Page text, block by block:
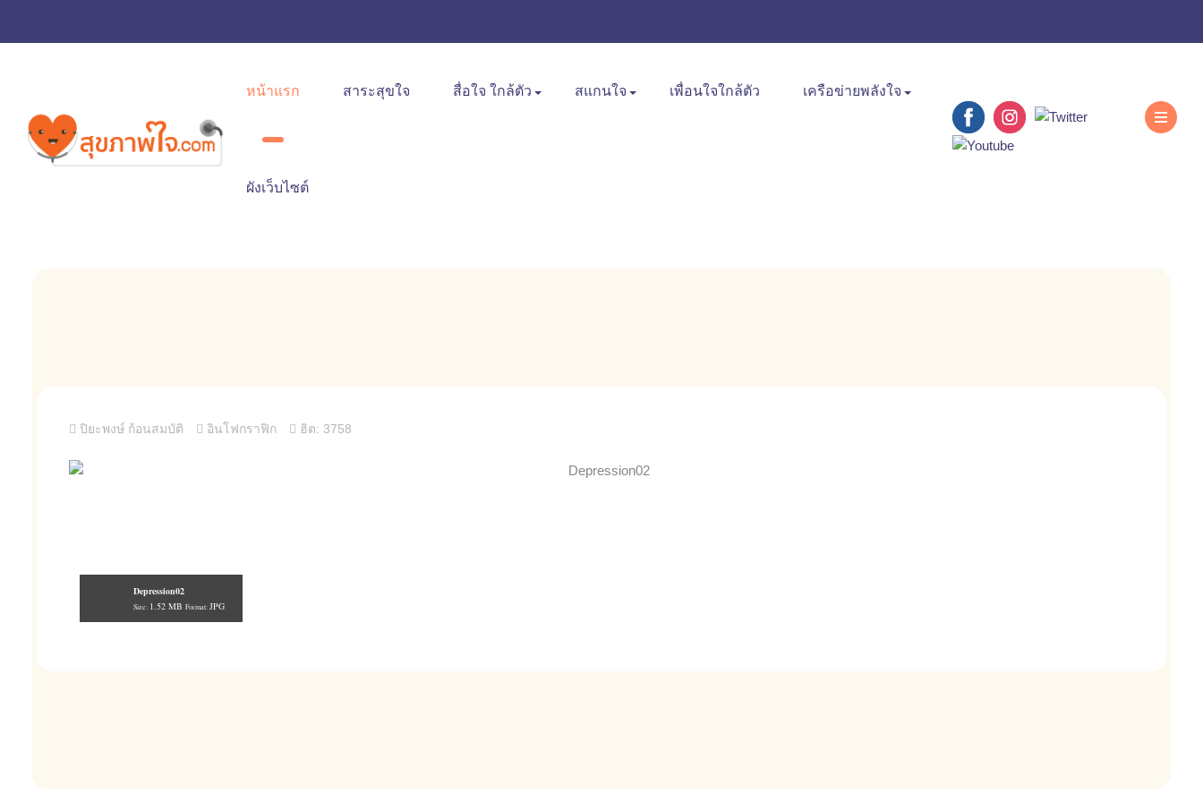
หน้าแรก สาระสุขใจ สื่อใจ ใกล้ตัว สแกนใจ เพื่อนใจใกล้ตัว เครือข่ายพลังใจ
ผังเว็บไซต์
ปิยะพงษ์ ก้อนสมบัติ อินโฟกราฟิก ฮิต: 3758
Depression02
Size: 1.52 MB Format: JPG